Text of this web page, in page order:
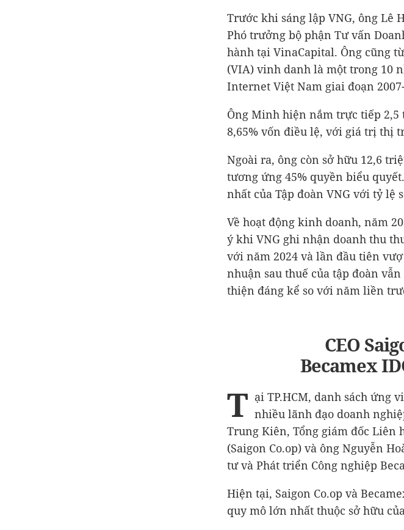
Trước khi sáng lập VNG, ông
Phó trưởng bộ phận Tư vấn
hành tại VinaCapital. Ông cũng
(VIA) vinh danh là một trong 10
Internet Việt Nam giai đoạn
Ông Minh hiện nắm trực tiếp
8,65% vốn điều lệ, với giá trị thị
Ngoài ra, ông còn sở hữu 12,6
tương ứng 45% quyền biểu
nhất của Tập đoàn VNG với tỷ lệ
Về hoạt động kinh doanh, năm
ý khi VNG ghi nhận doanh thu
với năm 2024 và lần đầu tiên
nhuận sau thuế của tập đoàn vẫn
thiện đáng kể so với năm liền
CEO
Becamex
T ại TP.HCM, danh sách ứng
nhiều lãnh đạo doanh
Trung Kiên, Tổng giám đốc Liên
(Saigon Co.op) và ông Nguyễn
tư và Phát triển Công nghiệp
Hiện tại, Saigon Co.op và
quy mô lớn nhất thuộc sở hữu